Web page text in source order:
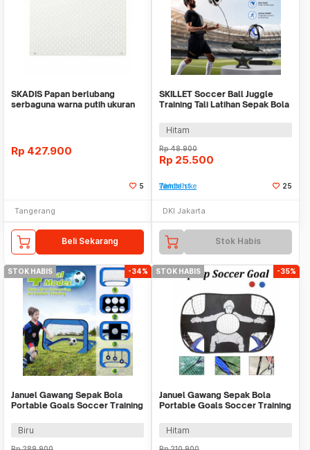
SKADIS Papan berlubang
serbaguna warna putih ukuran
Rp 427.900
5
Tangerang
Beli Sekarang
SKILLET Soccer Ball Juggle
Training Tali Latihan Sepak Bola
Hitam
Rp48.900
Rp 25.500
Tambah ke Watchlist 25
DKI Jakarta
Stok Habis
STOK HABIS -34%
Januel Gawang Sepak Bola
Portable Goals Soccer Training
Biru
STOK HABIS -35%
Januel Gawang Sepak Bola
Portable Goals Soccer Training
Hitam